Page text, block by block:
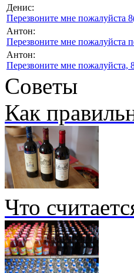
Денис:
Перезвоните мне пожалуйста
Антон:
Перезвоните мне пожалуйста
Антон:
Перезвоните мне пожалуйста,
Советы
Как
Что